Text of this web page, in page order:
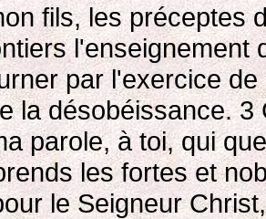
fils, les préceptes
l'enseignement
par l'exercice
la désobéissance.
parole, à toi, qui
les fortes et
le Seigneur